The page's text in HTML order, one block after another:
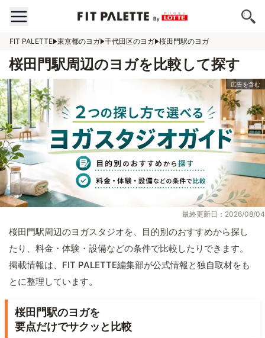
FIT PALETTE 東京都のヨガ 千代田区のヨガ 桜田門駅のヨガ
桜田門駅周辺のヨガを比較して探す
最終更新日：2026/08/04
桜田門駅周辺のヨガスタジオを、目的別のおすすめから探し
たり、料金・体験・設備などの条件で比較したりできます。
掲載情報は、FIT PALETTE編集部が公式情報と独自取材をも
とに整理しています。
桜田門駅のヨガを
要点だけでサクッと比較